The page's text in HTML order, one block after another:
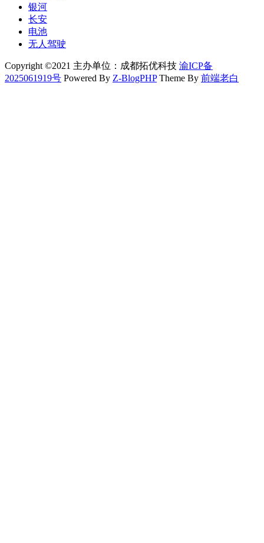
银河
长安
电池
无人驾驶
Copyright ©2021 主办单位：成都拓优科技 渝ICP备
2025061919号 Powered By Z-BlogPHPTheme By 前端老白